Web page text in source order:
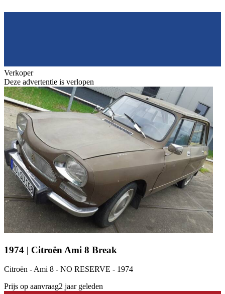
Verkoper
Deze advertentie is verlopen
1974 | Citroën Ami 8 Break
Citroën - Ami 8 - NO RESERVE - 1974
Prijs op aanvraag2 jaar geleden